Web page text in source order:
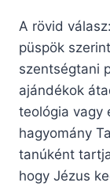
A rövid
püspök
szentségtani
ajándékok
teológia vagy
hagyomány
tanúként
hogy Jézus